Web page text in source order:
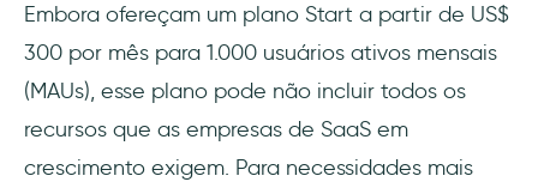
Embora ofereçam um plano Start a partir de US$
300 por mês para 1.000 usuários ativos mensais
(MAUs), esse plano pode não incluir todos os
recursos que as empresas de SaaS em
crescimento exigem. Para necessidades mais